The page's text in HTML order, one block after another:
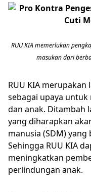
RUU KIA memerlukan
masukan dari
RUU KIA merupakan
sebagai upaya
dan anak. Ditambah
yang diharapkan
manusia (SDM)
Sehingga RUU KIA
meningkatkan
perlindungan anak.